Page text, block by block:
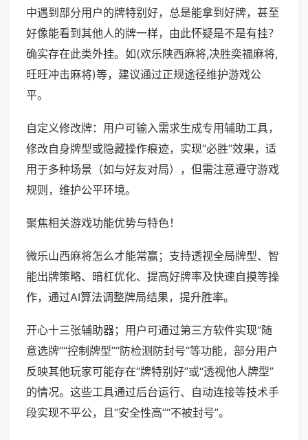
中遇到部分用户的牌特别好，总是能拿到好牌，甚至
好像能看到其他人的牌一样，由此怀疑是不是有挂？
确实存在此类外挂。如(欢乐陕西麻将,决胜奕福麻将,
旺旺冲击麻将)等，建议通过正规途径维护游戏公
平。
自定义修改牌：用户可输入需求生成专用辅助工具，
修改自身牌型或隐藏操作痕迹，实现“必胜”效果，适
用于多种场景（如与好友对局），但需注意遵守游戏
规则，维护公平环境。
聚焦相关游戏功能优势与特色！
微乐山西麻将怎么才能常赢；支持透视全局牌型、智
能出牌策略、暗杠优化、提高好牌率及快速自摸等操
作，通过AI算法调整牌局结果，提升胜率。
开心十三张辅助器；用户可通过第三方软件实现“随
意选牌”“控制牌型”“防检测防封号”等功能，部分用户
反映其他玩家可能存在“牌特别好”或“透视他人牌型”
的情况。这些工具通过后台运行、自动连接等技术手
段实现不平公，且“安全性高”“不被封号”。